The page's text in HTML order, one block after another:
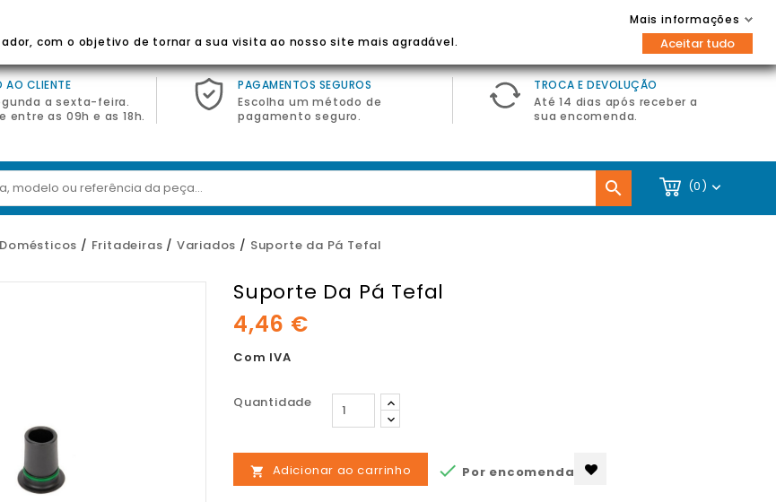
Entrar / Registar
AO CLIENTE
a sexta-feira.
entre as 09h e as 18h.
PAGAMENTOS SEGUROS
Escolha um método de
pagamento seguro.
TROCA E DEVOLUÇÃO
Até 14 dias após receber a
sua encomenda.
(0) 

Fritadeiras Variados Suporte da Pá Tefal
Suporte Da Pá Tefal
4,46 €
Com IVA
Quantidade
 Adicionar ao carrinho  Por encomenda
com o objetivo de tornar a sua visita ao nosso site mais agradável.
Mais informações
Aceitar tudo